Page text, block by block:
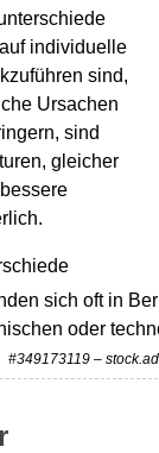
individuelle
sind,
Ursachen
sind
gleicher
sich oft in
oder
#349173119 –